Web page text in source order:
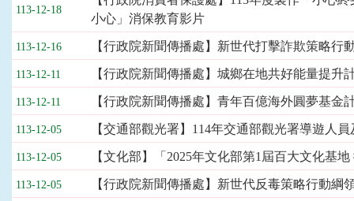
刊
日
期、
標
題
113-12-18
小心」消保教育影片
113-12-16 【行政院新聞傳播處】新世代打擊詐欺策略行
113-12-11 【行政院新聞傳播處】城鄉在地共好能量提升
113-12-11 【行政院新聞傳播處】青年百億海外圓夢基金
113-12-05 【交通部觀光署】114年交通部觀光署導遊人
113-12-05 【文化部】「2025年文化部第1屆百大文化基
113-12-05 【行政院新聞傳播處】新世代反毒策略行動綱